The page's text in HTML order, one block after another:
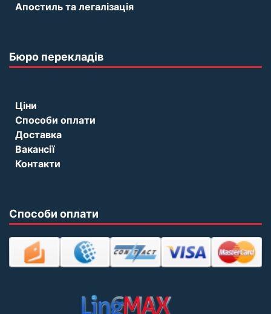
Апостиль та легалізація
Бюро перекладів
Ціни
Способи оплати
Доставка
Вакансії
Контакти
Способи оплати